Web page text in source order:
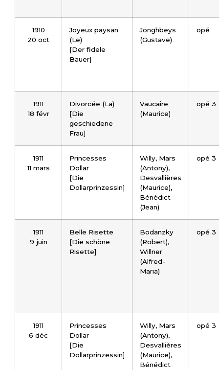
1910
20 oct
Joyeux paysan
(Le)
[Der fidele
Bauer]
Jonghbeys
(Gustave)
opé
1911
18 févr
Divorcée (La)
[Die
geschiedene
Frau]
Vaucaire
(Maurice)
opé 3
1911
11 mars
Princesses
Dollar
[Die
Dollarprinzessin]
Willy, Mars
(Antony),
Desvallières
(Maurice),
Bénédict
(Jean)
opé 3
1911
9 juin
Belle Risette
[Die schöne
Risette]
Bodanzky
(Robert),
Willner
(Alfred-
Maria)
opé 3
1911
6 déc
Princesses
Dollar
[Die
Dollarprinzessin]
Willy, Mars
(Antony),
Desvallières
(Maurice),
Bénédict
opé 3